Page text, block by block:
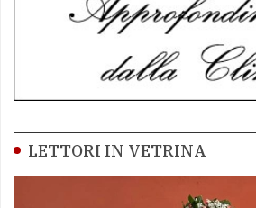
LETTORI IN VETRINA